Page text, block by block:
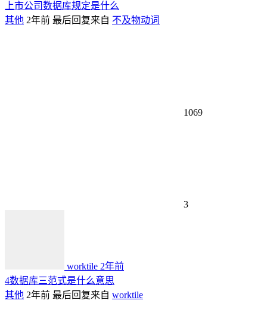
上市公司数据库规定是什么
其他 2年前 最后回复来自 不及物动词
1069
3
worktile 2年前
4数据库三范式是什么意思
其他 2年前 最后回复来自 worktile